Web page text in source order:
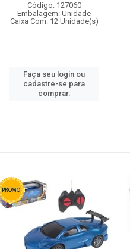
Código: 127060
Embalagem: Unidade
Caixa Com: 12 Unidade(s)
Faça seu login ou
cadastre-se para
comprar.